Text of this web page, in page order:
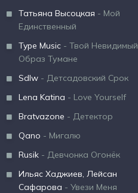
Татьяна Высоцкая - Мой
Единственный
Type Music - Твой Невидимый
Образ Тумане
Sdlw - Детсадовский Срок
Lena Katina - Love Yourself
Bratvazone - Детектор
Qano - Мигалю
Rusik - Девчонка Огонёк
Ильяс Хаджиев, Лейсан
Сафарова - Увези Меня